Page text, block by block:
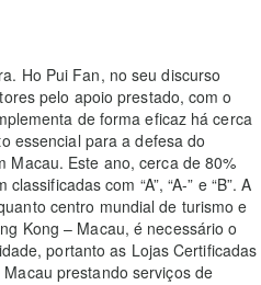
Ho Pui Fan, no seu discurso
pelo apoio prestado, com o
de forma eficaz há cerca
essencial para a defesa do
Macau. Este ano, cerca de 80%
com “A”, “A-” e “B”. A
centro mundial de turismo e
Kong – Macau, é necessário o
portanto as Lojas Certificadas
prestando serviços de